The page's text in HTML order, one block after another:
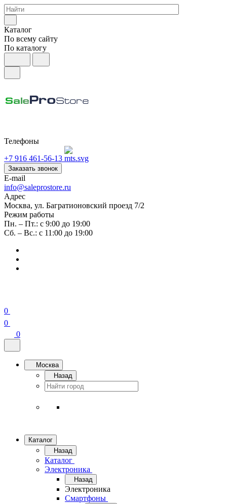
Каталог
По всему сайту
По каталогу
Телефоны
+7 916 461-56-13
Заказать звонок
E-mail
info@saleprostore.ru
Адрес
Москва, ул. Багратионовский проезд 7/2
Режим работы
Пн. – Пт.: с 9:00 до 19:00
Сб. – Вс.: с 11:00 до 19:00
0
0
0
Москва
Назад
Каталог
Назад
Каталог
Электроника
Назад
Электроника
Смартфоны